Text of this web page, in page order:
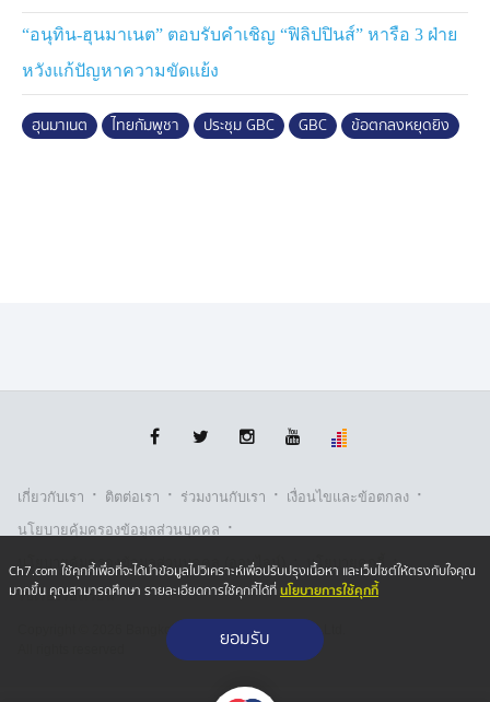
เดือน หลังจากการประชุมวิสามัญ GBC ครั้งนี้ หากมีความ
จําเป็นทั้งสองฝ่ายสามารถประชุมวิสามัญของคณะ
กรรมาธิการชายแดนทั่วไป ไทย-กัมพูชา (GBC) ในรูปแบบ
เดียวกับครั้งนี้
ทั้งนี้ ทางกัมพูชา ยังขอเรียกร้องให้ปล่อยตัวทหารกัมพูชา
“อนุทิน-ฮุนมาเนต” ตอบรับคำเชิญ “ฟิลิปปินส์” หารือ 3 ฝ่าย
หวังแก้ปัญหาความขัดแย้ง
ฮุนมาเนต ไทยกัมพูชา ประชุม GBC GBC ข้อตกลงหยุดยิง
เกี่ยวกับเรา · ติตต่อเรา · ร่วมงานกับเรา · เงื่อนไขและข้อตกลง ·
นโยบายคุ้มครองข้อมูลส่วนบุคคล ·
นโยบายคุ้มครองข้อมูลส่วนบุคคล (ออนไลน์) · นโยบายคุกกี้ ·
รับเรื่องร้องเรียน
Copyright © 2026 Bangkok Broadcasting & T.V. Co.,Ltd.
Ch7.com ใช้คุกกี้เพื่อที่จะได้นำข้อมูลไปวิเคราะห์เพื่อปรับปรุงเนื้อหา และเว็บไซต์ให้ตรงกับใจคุณ
มากขึ้น คุณสามารถศึกษา รายละเอียดการใช้คุกกี้ได้ที่นโยบายการใช้คุกกี้
ยอมรับ